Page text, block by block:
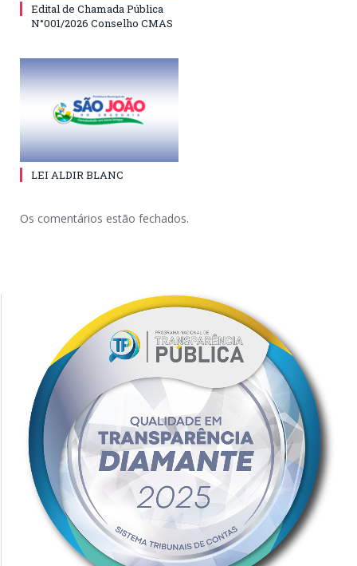
Edital de Chamada Pública
N°001/2026 Conselho CMAS
LEI ALDIR BLANC
Os comentários estão fechados.